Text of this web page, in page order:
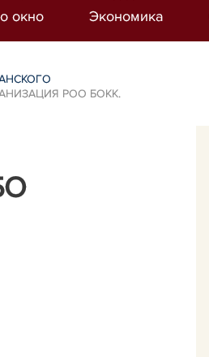
окно Экономика
РОО БОКК.